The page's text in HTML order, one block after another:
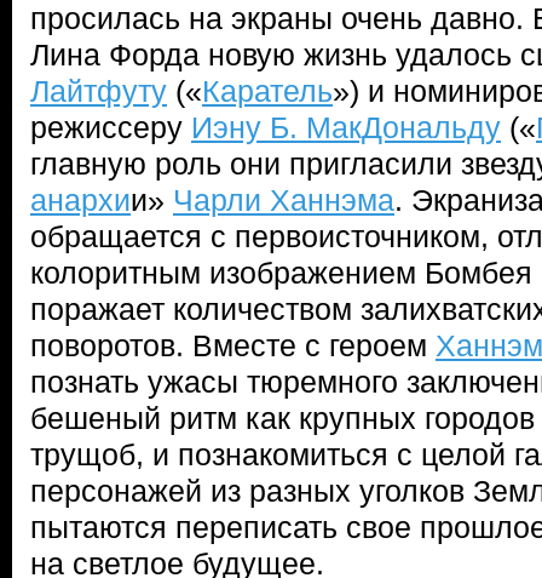
просилась на экраны очень давно.
Лина Форда новую жизнь удалось
Лайтфуту («Каратель») и
режиссеру Иэну Б. МакДональду («
главную роль они пригласили
анархии» Чарли Ханнэма.
обращается с первоисточником,
колоритным изображением Бомбея
поражает количеством
поворотов. Вместе с героем
познать ужасы тюремного
бешеный ритм как крупных
трущоб, и познакомиться с целой
персонажей из разных уголков
пытаются переписать свое
на светлое будущее.